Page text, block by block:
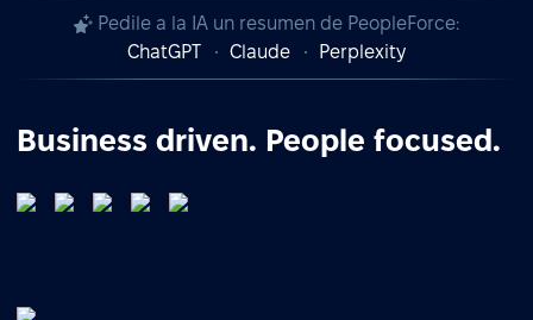
Pedile a la IA un resumen de PeopleForce:
ChatGPT
Claude Perplexity
Business driven. People focused.